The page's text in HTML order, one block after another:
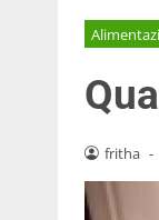
fritha -